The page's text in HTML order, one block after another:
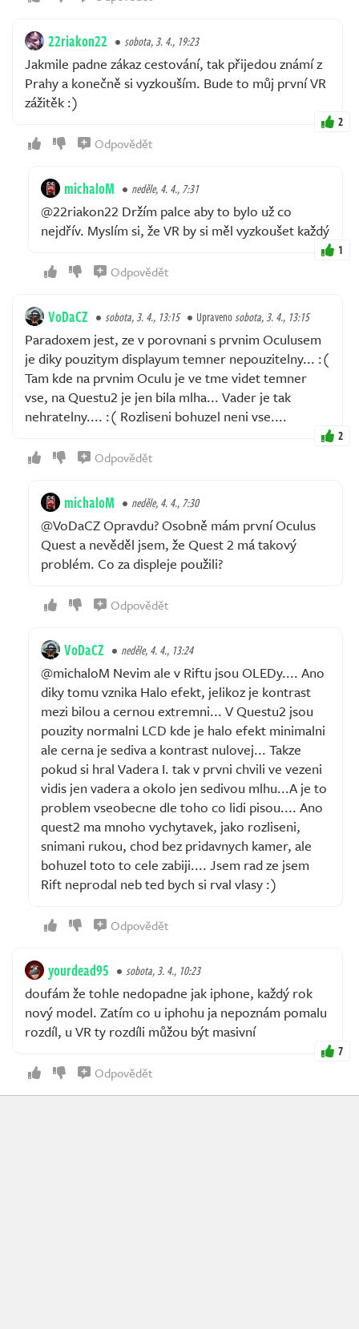
22riakon22 sobota, 3. 4., 19:23
Jakmile padne zákaz cestování, tak přijedou známí z
Prahy a konečně si vyzkouším. Bude to můj první VR
zážitěk :)
2
Odpovědět
michaloM neděle, 4. 4., 7:31
@22riakon22 Držím palce aby to bylo už co
nejdřív. Myslím si, že VR by si měl vyzkoušet každý
1
Odpovědět
VoDaCZ sobota, 3. 4., 13:15 Upravenosobota, 3. 4., 13:15
Paradoxem jest, ze v porovnani s prvnim Oculusem
je diky pouzitym displayum temner nepouzitelny... :(
Tam kde na prvnim Oculu je ve tme videt temner
vse, na Questu2 je jen bila mlha... Vader je tak
nehratelny.... :( Rozliseni bohuzel neni vse....
2
Odpovědět
michaloM neděle, 4. 4., 7:30
@VoDaCZ Opravdu? Osobně mám první Oculus
Quest a nevěděl jsem, že Quest 2 má takový
problém. Co za displeje použili?
Odpovědět
VoDaCZ neděle, 4. 4., 13:24
@michaloM Nevim ale v Riftu jsou OLEDy.... Ano
diky tomu vznika Halo efekt, jelikoz je kontrast
mezi bilou a cernou extremni... V Questu2 jsou
pouzity normalni LCD kde je halo efekt minimalni
ale cerna je sediva a kontrast nulovej... Takze
pokud si hral Vadera I. tak v prvni chvili ve vezeni
vidis jen vadera a okolo jen sedivou mlhu...A je to
problem vseobecne dle toho co lidi pisou.... Ano
quest2 ma mnoho vychytavek, jako rozliseni,
snimani rukou, chod bez pridavnych kamer, ale
bohuzel toto to cele zabiji.... Jsem rad ze jsem
Rift neprodal neb ted bych si rval vlasy :)
Odpovědět
yourdead95 sobota, 3. 4., 10:23
doufám že tohle nedopadne jak iphone, každý rok
nový model. Zatím co u iphohu ja nepoznám pomalu
rozdíl, u VR ty rozdíli můžou být masivní
7
Odpovědět